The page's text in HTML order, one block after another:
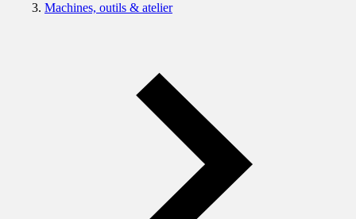
Machines, outils & atelier